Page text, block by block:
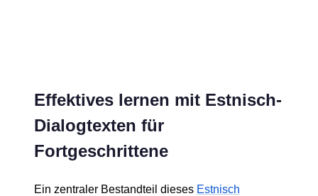
Effektives lernen mit Estnisch-
Dialogtexten für
Fortgeschrittene
Ein zentraler Bestandteil dieses Estnisch